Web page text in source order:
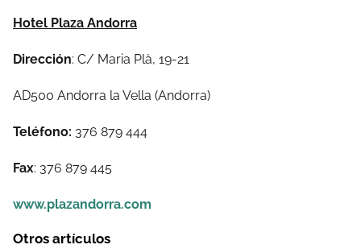
Hotel Plaza Andorra
Dirección: C/ Maria Plà, 19-21
AD500 Andorra la Vella (Andorra)
Teléfono: 376 879 444
Fax: 376 879 445
www.plazandorra.com
Otros artículos